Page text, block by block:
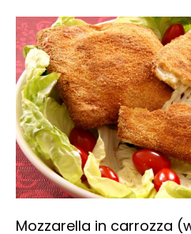
Mozzarella in carrozza